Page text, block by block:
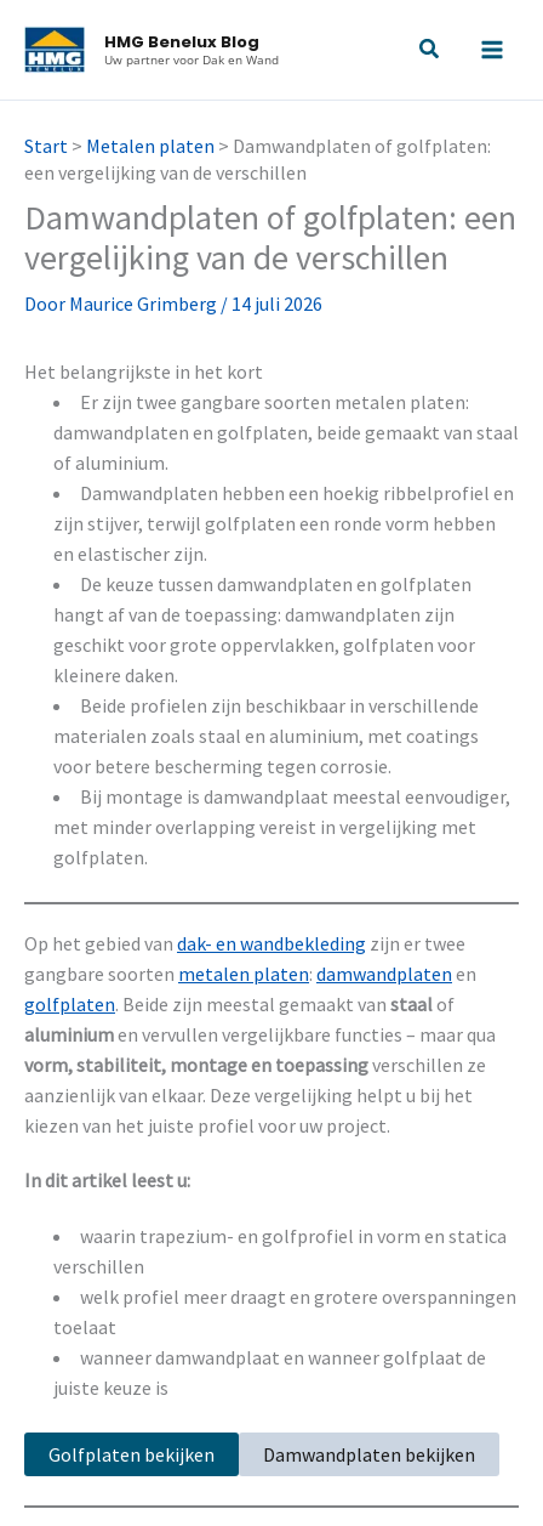
naar
inhoud
HMG Benelux Blog
Uw partner voor Dak en Wand
Start > Metalen platen > Damwandplaten of golfplaten:
een vergelijking van de verschillen
Damwandplaten of golfplaten: een
vergelijking van de verschillen
Door Maurice Grimberg / 14 juli 2026
Het belangrijkste in het kort
Er zijn twee gangbare soorten metalen platen:
damwandplaten en golfplaten, beide gemaakt van staal
of aluminium.
Damwandplaten hebben een hoekig ribbelprofiel en
zijn stijver, terwijl golfplaten een ronde vorm hebben
en elastischer zijn.
De keuze tussen damwandplaten en golfplaten
hangt af van de toepassing: damwandplaten zijn
geschikt voor grote oppervlakken, golfplaten voor
kleinere daken.
Beide profielen zijn beschikbaar in verschillende
materialen zoals staal en aluminium, met coatings
voor betere bescherming tegen corrosie.
Bij montage is damwandplaat meestal eenvoudiger,
met minder overlapping vereist in vergelijking met
golfplaten.
Op het gebied van dak- en wandbekleding zijn er twee
gangbare soorten metalen platen: damwandplaten en
golfplaten. Beide zijn meestal gemaakt van staalof
aluminiumen vervullen vergelijkbare functies – maar qua
vorm, stabiliteit, montage en toepassingverschillen ze
aanzienlijk van elkaar. Deze vergelijking helpt u bij het
kiezen van het juiste profiel voor uw project.
In dit artikel leest u:
waarin trapezium- en golfprofiel in vorm en statica
verschillen
welk profiel meer draagt en grotere overspanningen
toelaat
wanneer damwandplaat en wanneer golfplaat de
juiste keuze is
Golfplaten bekijken Damwandplaten bekijken